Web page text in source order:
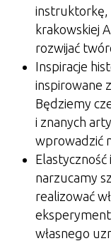
instruktorkę,
krakowskiej
rozwijać
Inspiracje
inspirowane
Będziemy
i znanych
wprowadzić
Elastyczność
narzucamy
realizować
własnego